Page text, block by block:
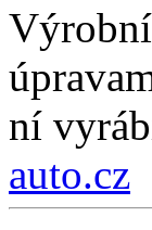
ní
auto.cz